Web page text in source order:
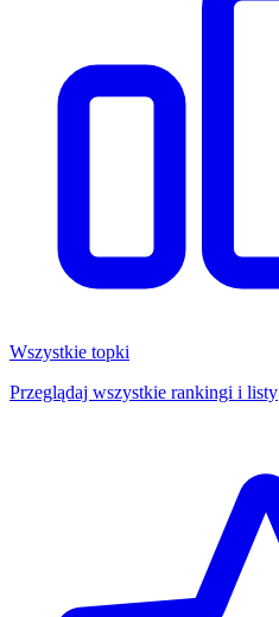
Wszystkie topki
Przeglądaj wszystkie rankingi i listy